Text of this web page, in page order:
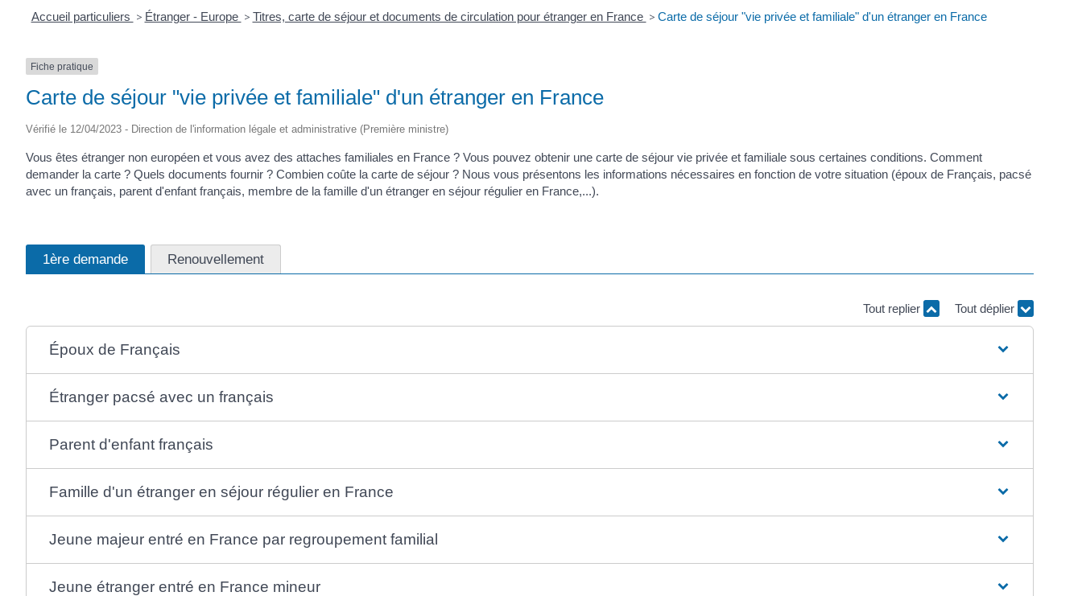
Accueil particuliers > Étranger - Europe > Titres, carte de séjour et documents de circulation pour étranger en France > Carte de séjour "vie privée et familiale" d'un étranger en France
Fiche pratique
Carte de séjour "vie privée et familiale" d'un étranger en France
Vérifié le 12/04/2023 - Direction de l'information légale et administrative (Première ministre)
Vous êtes étranger non européen et vous avez des attaches familiales en France ? Vous pouvez obtenir une carte de séjour vie privée et familiale sous certaines conditions. Comment
demander la carte ? Quels documents fournir ? Combien coûte la carte de séjour ? Nous vous présentons les informations nécessaires en fonction de votre situation (époux de Français, pacsé
avec un français, parent d'enfant français, membre de la famille d'un étranger en séjour régulier en France,...).
1ère demande Renouvellement
Tout replier Tout déplier
Époux de Français
Étranger pacsé avec un français
Parent d'enfant français
Famille d'un étranger en séjour régulier en France
Jeune majeur entré en France par regroupement familial
Jeune étranger entré en France mineur